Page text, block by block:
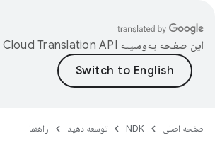
این صفحه به‌وسیله
صفحه اصلی NDK توسعه دهید راهنما